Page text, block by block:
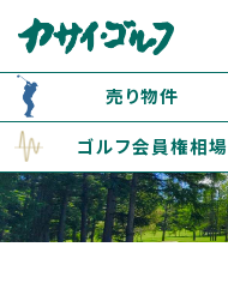
売り物件
ゴルフ会員権相場